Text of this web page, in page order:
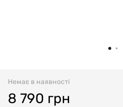
Немає в наявності
8 790 грн